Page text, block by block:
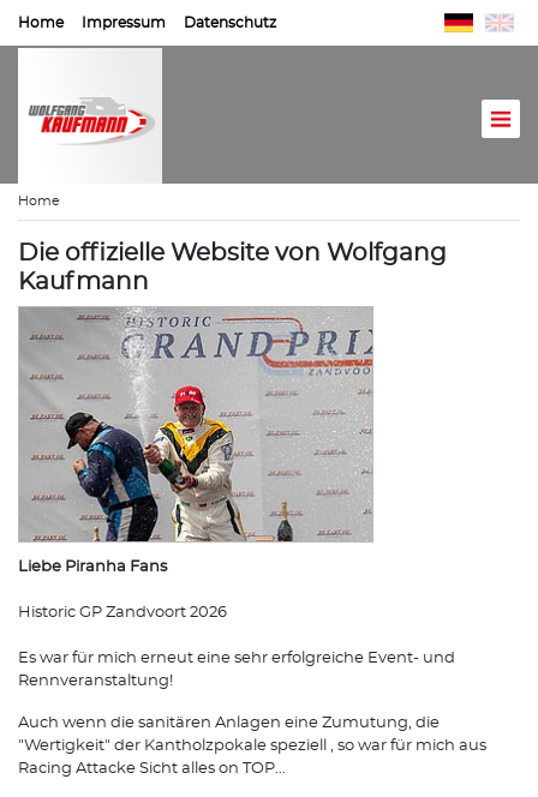
Home Impressum Datenschutz
Home
Die offizielle Website von Wolfgang
Kaufmann
Liebe Piranha Fans
Historic GP Zandvoort 2026
Es war für mich erneut eine sehr erfolgreiche Event- und
Rennveranstaltung!
Auch wenn die sanitären Anlagen eine Zumutung, die
"Wertigkeit" der Kantholzpokale speziell , so war für mich aus
Racing Attacke Sicht alles on TOP...